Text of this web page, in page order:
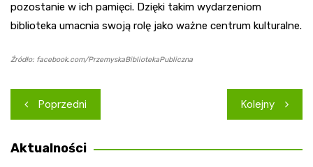
pozostanie w ich pamięci. Dzięki takim wydarzeniom
biblioteka umacnia swoją rolę jako ważne centrum kulturalne.
Źródło: facebook.com/PrzemyskaBibliotekaPubliczna
Nawigacja
wpisu
Poprzedni Kolejny
Aktualności